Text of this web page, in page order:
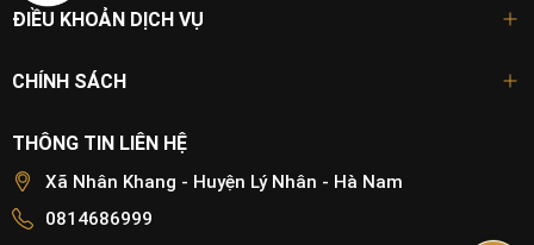
ĐIỀU KHOẢN DỊCH VỤ
CHÍNH SÁCH
THÔNG TIN LIÊN HỆ
Xã Nhân Khang - Huyện Lý Nhân - Hà Nam
0814686999